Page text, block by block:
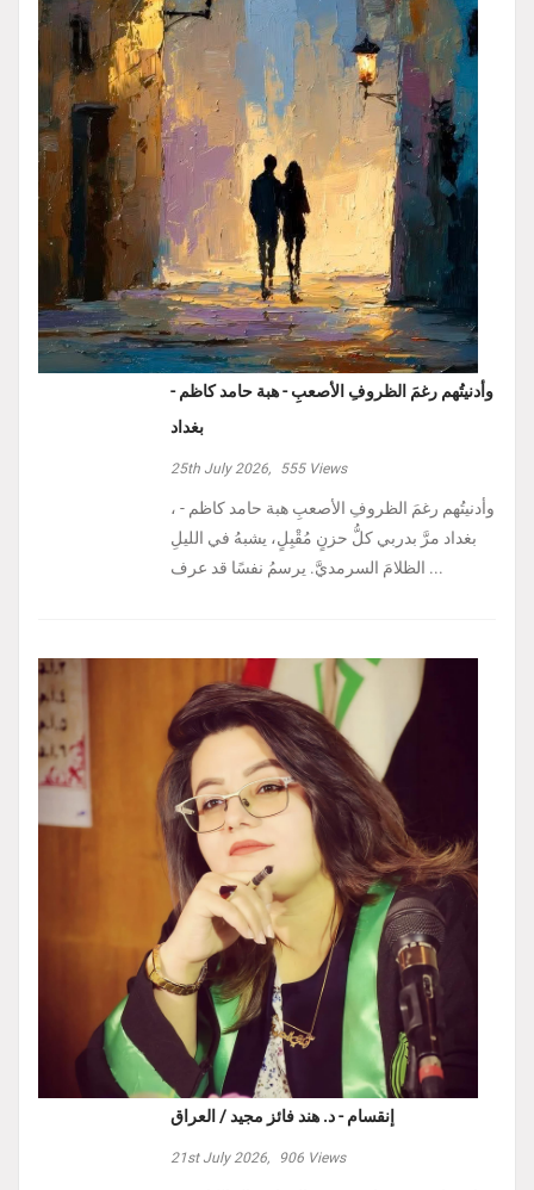
وأدنيتُهم رغمَ الظروفِ الأصعبِ - هبة حامد كاظم -
بغداد
25th July 2026, 555Views
، وأدنيتُهم رغمَ الظروفِ الأصعبِ هبة حامد كاظم -
بغداد مرَّ بدربي كلُّ حزنٍ مُقْبِلٍ، يشبهُ في الليلِ
الظلامَ السرمديَّ. يرسمُ نفسًا قد عرف ...
إنقسام - د. هند فائز مجيد / العراق
21st July 2026, 906 Views